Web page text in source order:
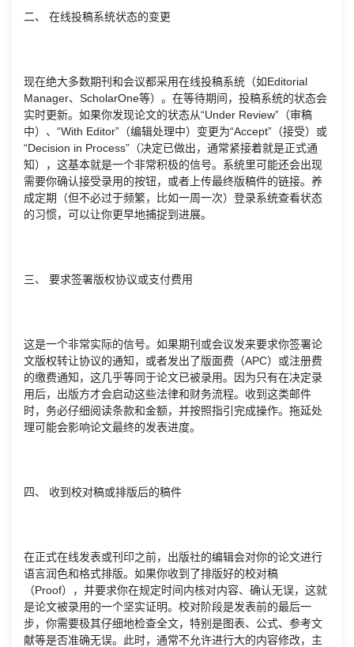
二、 在线投稿系统状态的变更
现在绝大多数期刊和会议都采用在线投稿系统（如Editorial
Manager、ScholarOne等）。在等待期间，投稿系统的状态会
实时更新。如果你发现论文的状态从“Under Review”（审稿
中）、“With Editor”（编辑处理中）变更为“Accept”（接受）或
“Decision in Process”（决定已做出，通常紧接着就是正式通
知），这基本就是一个非常积极的信号。系统里可能还会出现
需要你确认接受录用的按钮，或者上传最终版稿件的链接。养
成定期（但不必过于频繁，比如一周一次）登录系统查看状态
的习惯，可以让你更早地捕捉到进展。
三、 要求签署版权协议或支付费用
这是一个非常实际的信号。如果期刊或会议发来要求你签署论
文版权转让协议的通知，或者发出了版面费（APC）或注册费
的缴费通知，这几乎等同于论文已被录用。因为只有在决定录
用后，出版方才会启动这些法律和财务流程。收到这类邮件
时，务必仔细阅读条款和金额，并按照指引完成操作。拖延处
理可能会影响论文最终的发表进度。
四、 收到校对稿或排版后的稿件
在正式在线发表或刊印之前，出版社的编辑会对你的论文进行
语言润色和格式排版。如果你收到了排版好的校对稿
（Proof），并要求你在规定时间内核对内容、确认无误，这就
是论文被录用的一个坚实证明。校对阶段是发表前的最后一
步，你需要极其仔细地检查全文，特别是图表、公式、参考文
献等是否准确无误。此时，通常不允许进行大的内容修改，主